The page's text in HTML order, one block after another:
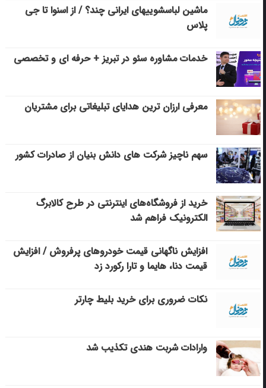
ماشین لباسشویی‎های ایرانی چند؟ / از اسنوا تا جی
پلاس
خدمات مشاوره سئو در تبریز + حرفه ای و تخصصی
معرفی ارزان ترین هدایای تبلیغاتی برای مشتریان
سهم ناچیز شرکت های دانش بنیان از صادرات کشور
خرید از فروشگاه‌های اینترنتی در طرح کالابرگ
الکترونیک فراهم شد
افزایش ناگهانی قیمت خودروهای پرفروش / افزایش
قیمت دنا، هایما و تارا رکورد زد
نکات ضروری برای خرید بلیط چارتر
وارادات شربت هندی تکذیب شد